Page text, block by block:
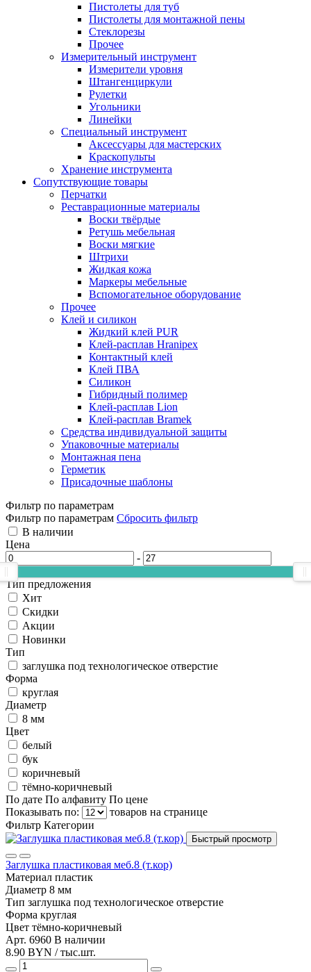
Пистолеты для туб
Пистолеты для монтажной пены
Стеклорезы
Прочее
Измерительный инструмент
Измерители уровня
Штангенциркули
Рулетки
Угольники
Линейки
Специальный инструмент
Аксессуары для мастерских
Краскопульты
Хранение инструмента
Сопутствующие товары
Перчатки
Реставрационные материалы
Воски твёрдые
Ретушь мебельная
Воски мягкие
Штрихи
Жидкая кожа
Маркеры мебельные
Вспомогательное оборудование
Прочее
Клей и силикон
Жидкий клей PUR
Клей-расплав Hranipex
Контактный клей
Клей ПВА
Силикон
Гибридный полимер
Клей-расплав Lion
Клей-расплав Bramek
Средства индивидуальной защиты
Упаковочные материалы
Монтажная пена
Герметик
Присадочные шаблоны
Фильтр по параметрам
Фильтр по параметрам Сбросить фильтр
В наличии
Цена
-
Тип предложения
Хит
Скидки
Акции
Новинки
Тип
заглушка под технологическое отверстие
Форма
круглая
Диаметр
8 мм
Цвет
белый
бук
коричневый
тёмно-коричневый
По дате По алфавиту По цене
Показывать по:
товаров на странице
Фильтр Категории
Быстрый просмотр
Заглушка пластиковая меб.8 (т.кор)
Материал пластик
Диаметр 8 мм
Тип заглушка под технологическое отверстие
Форма круглая
Цвет тёмно-коричневый
Арт. 6960 В наличии
8.90 BYN / тыс.шт.